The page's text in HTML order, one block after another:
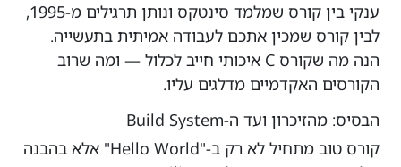
ענקי בין קורס שמלמד סינטקס ונותן תרגילים מ-1995,
לבין קורס שמכין אתכם לעבודה אמיתית בתעשייה.
הנה מה שקורס C איכותי חייב לכלול — ומה שרוב
הקורסים האקדמיים מדלגים עליו.
הבסיס: מהזיכרון ועד ה-Build System
קורס טוב מתחיל לא רק ב-"Hello World" אלא בהבנה